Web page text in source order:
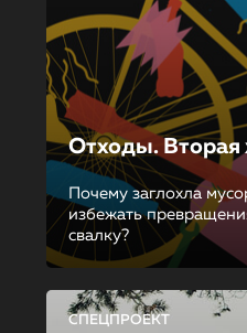
Отходы. Вторая
Почему заглохла
избежать
свалку?
СПЕЦПРОЕКТ